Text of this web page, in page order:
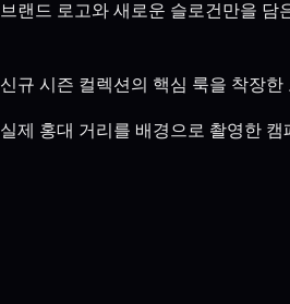
브랜드 로고와 새로운 슬로건만을 담
신규 시즌 컬렉션의 핵심 룩을 착장
실제 홍대 거리를 배경으로 촬영한